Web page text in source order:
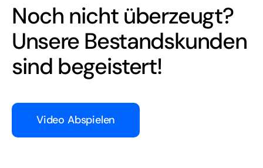
Noch nicht überzeugt?
Unsere Bestandskunden
sind begeistert!
Video Abspielen